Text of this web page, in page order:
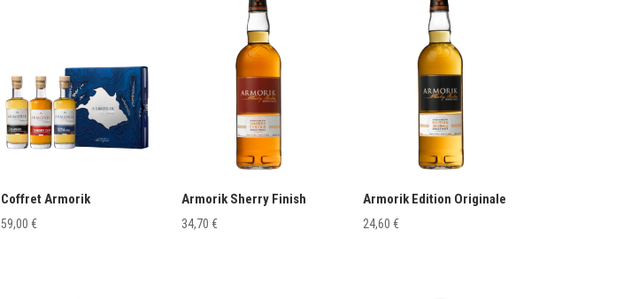
Coffret Armorik
59,00 €
Armorik Sherry Finish
34,70€
Armorik Edition Originale
24,60 €